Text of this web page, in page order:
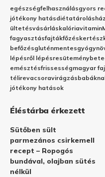
egészségfelhasználásgyors
jótékony hatásdiétatárolás
ültetésvásárláskalóriavitamin
fagyasztásfajtákfőzés
befőzésgluténmentes
lépésről lépésresütemény
emésztésfrissességmagyar
télirevacsoravirágzás
jótékony hatások
Éléstárba érkezett
Sütőben sült
parmezános csirkemell
recept – Ropogós
bundával, olajban sütés
nélkül